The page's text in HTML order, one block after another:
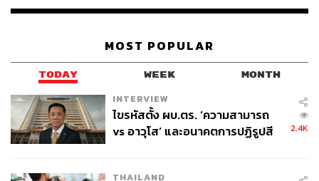
MOST POPULAR
TODAY WEEK MONTH
INTERVIEW
ไขรหัสตั้ง ผบ.ตร. ‘ความสามารถ
vs อาวุโส’ และอนาคตการปฏิรูปสี
2.4K
THAILAND